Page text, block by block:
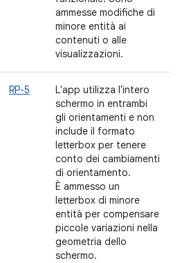
ammesse modifiche di
minore entità ai
contenuti o alle
visualizzazioni.
RP-5
L'app utilizza l'intero
schermo in entrambi
gli orientamenti e non
include il formato
letterbox per tenere
conto dei cambiamenti
di orientamento.
È ammesso un
letterbox di minore
entità per compensare
piccole variazioni nella
geometria dello
schermo.